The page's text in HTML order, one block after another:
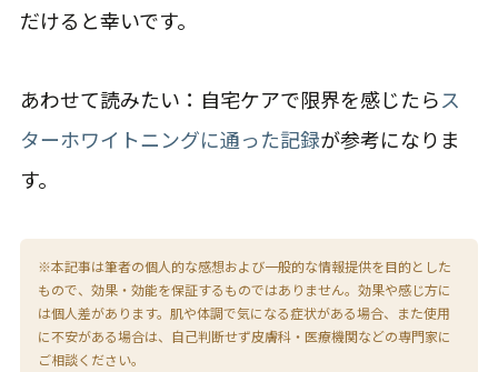
だけると幸いです。
あわせて読みたい：自宅ケアで限界を感じたらス
ターホワイトニングに通った記録が参考になりま
す。
※本記事は筆者の個人的な感想および一般的な情報提供を目的とした
もので、効果・効能を保証するものではありません。効果や感じ方に
は個人差があります。肌や体調で気になる症状がある場合、また使用
に不安がある場合は、自己判断せず皮膚科・医療機関などの専門家に
ご相談ください。